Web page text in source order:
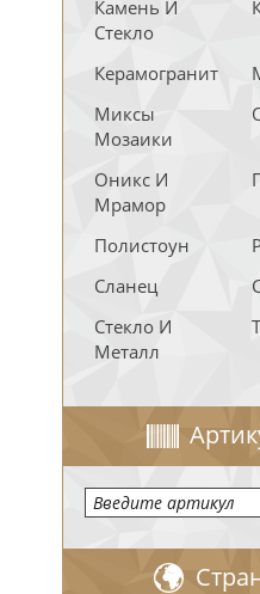
Камень И
Стекло
Керамогранит
Миксы
Мозаики
Оникс И
Мрамор
Полистоун
Сланец
Стекло И
Металл